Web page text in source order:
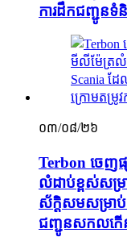
ការដឹកជញ្ជូ
០៣/០៨/២៦
Terbon ចេញ
លំដាប់ខ្ពស់សម្
ស័ក្តិសមសម្រាប់
ជញ្ជូនសកលកើ